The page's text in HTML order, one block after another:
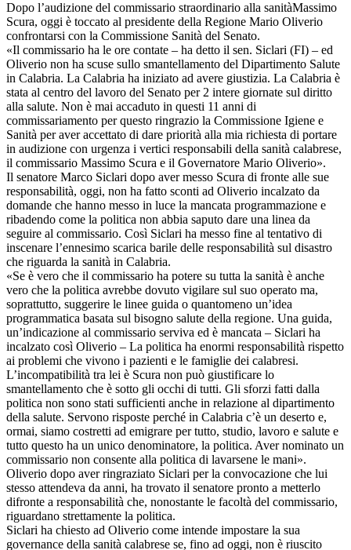
Dopo l’audizione del commissario straordinario alla sanitàMassimo
Scura, oggi è toccato al presidente della Regione Mario Oliverio
confrontarsi con la Commissione Sanità del Senato.
«Il commissario ha le ore contate – ha detto il sen. Siclari (FI) – ed
Oliverio non ha scuse sullo smantellamento del Dipartimento Salute
in Calabria. La Calabria ha iniziato ad avere giustizia. La Calabria è
stata al centro del lavoro del Senato per 2 intere giornate sul diritto
alla salute. Non è mai accaduto in questi 11 anni di
commissariamento per questo ringrazio la Commissione Igiene e
Sanità per aver accettato di dare priorità alla mia richiesta di portare
in audizione con urgenza i vertici responsabili della sanità calabrese,
il commissario Massimo Scura e il Governatore Mario Oliverio».
Il senatore Marco Siclari dopo aver messo Scura di fronte alle sue
responsabilità, oggi, non ha fatto sconti ad Oliverio incalzato da
domande che hanno messo in luce la mancata programmazione e
ribadendo come la politica non abbia saputo dare una linea da
seguire al commissario. Così Siclari ha messo fine al tentativo di
inscenare l’ennesimo scarica barile delle responsabilità sul disastro
che riguarda la sanità in Calabria.
«Se è vero che il commissario ha potere su tutta la sanità è anche
vero che la politica avrebbe dovuto vigilare sul suo operato ma,
soprattutto, suggerire le linee guida o quantomeno un’idea
programmatica basata sul bisogno salute della regione. Una guida,
un’indicazione al commissario serviva ed è mancata – Siclari ha
incalzato così Oliverio – La politica ha enormi responsabilità rispetto
ai problemi che vivono i pazienti e le famiglie dei calabresi.
L’incompatibilità tra lei è Scura non può giustificare lo
smantellamento che è sotto gli occhi di tutti. Gli sforzi fatti dalla
politica non sono stati sufficienti anche in relazione al dipartimento
della salute. Servono risposte perché in Calabria c’è un deserto e,
ormai, siamo costretti ad emigrare per tutto, studio, lavoro e salute e
tutto questo ha un unico denominatore, la politica. Aver nominato un
commissario non consente alla politica di lavarsene le mani».
Oliverio dopo aver ringraziato Siclari per la convocazione che lui
stesso attendeva da anni, ha trovato il senatore pronto a metterlo
difronte a responsabilità che, nonostante le facoltà del commissario,
riguardano strettamente la politica.
Siclari ha chiesto ad Oliverio come intende impostare la sua
governance della sanità calabrese se, fino ad oggi, non è riuscito